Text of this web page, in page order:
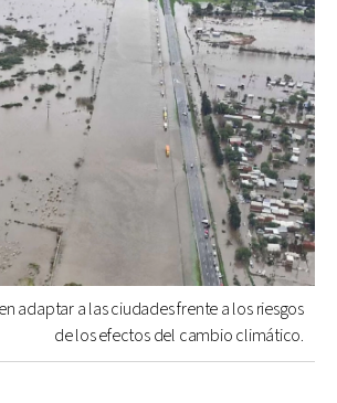
adaptar a las ciudades frente a los riesgos
de los efectos del cambio climático.